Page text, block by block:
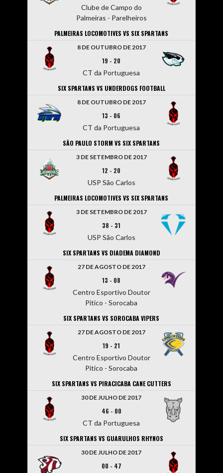
Clube de Campo do
Palmeiras - Parelheiros
PALMEIRAS LOCOMOTIVES VS SIX SPARTANS
8 DE OUTUBRO DE 2017
19 - 20
CT da Portuguesa
SIX SPARTANS VS UNDERDOGS FOOTBALL
8 DE OUTUBRO DE 2017
13 - 06
CT da Portuguesa
SÃO PAULO STORM VS SIX SPARTANS
3 DE SETEMBRO DE 2017
12 - 20
USP São Carlos
PALMEIRAS LOCOMOTIVES VS SIX SPARTANS
3 DE SETEMBRO DE 2017
38 - 31
USP São Carlos
SIX SPARTANS VS DIADEMA DIAMOND
27 DE AGOSTO DE 2017
13 - 08
Centro Esportivo Doutor
Pitico - Sorocaba
SIX SPARTANS VS SOROCABA VIPERS
27 DE AGOSTO DE 2017
19 - 21
Centro Esportivo Doutor
Pitico - Sorocaba
SIX SPARTANS VS PIRACICABA CANE CUTTERS
30 DE JULHO DE 2017
46 - 00
CT da Portuguesa
SIX SPARTANS VS GUARULHOS RHYNOS
30 DE JULHO DE 2017
00 - 47